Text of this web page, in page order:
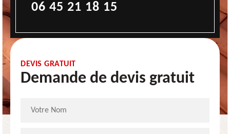
06 45 21 18 15
DEVIS GRATUIT
Demande de devis gratuit